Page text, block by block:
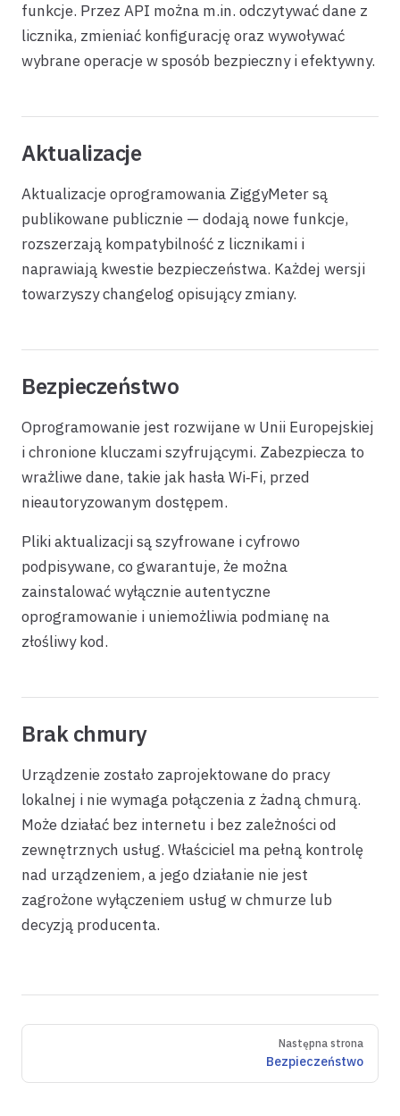
funkcje. Przez API można m.in. odczytywać dane z
licznika, zmieniać konfigurację oraz wywoływać
wybrane operacje w sposób bezpieczny i efektywny.
Aktualizacje
Aktualizacje oprogramowania ZiggyMeter są
publikowane publicznie — dodają nowe funkcje,
rozszerzają kompatybilność z licznikami i
naprawiają kwestie bezpieczeństwa. Każdej wersji
towarzyszy changelog opisujący zmiany.
Bezpieczeństwo
Oprogramowanie jest rozwijane w Unii Europejskiej
i chronione kluczami szyfrującymi. Zabezpiecza to
wrażliwe dane, takie jak hasła Wi‑Fi, przed
nieautoryzowanym dostępem.
Pliki aktualizacji są szyfrowane i cyfrowo
podpisywane, co gwarantuje, że można
zainstalować wyłącznie autentyczne
oprogramowanie i uniemożliwia podmianę na
złośliwy kod.
Brak chmury
Urządzenie zostało zaprojektowane do pracy
lokalnej i nie wymaga połączenia z żadną chmurą.
Może działać bez internetu i bez zależności od
zewnętrznych usług. Właściciel ma pełną kontrolę
nad urządzeniem, a jego działanie nie jest
zagrożone wyłączeniem usług w chmurze lub
decyzją producenta.
Pager
Następna strona
Bezpieczeństwo